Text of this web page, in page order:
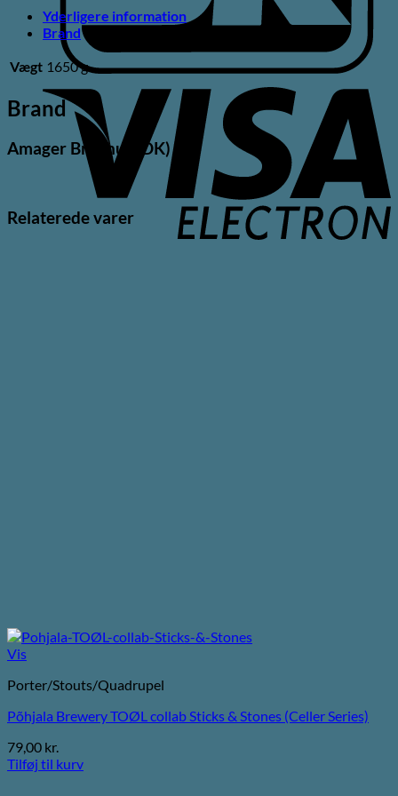
Yderligere information
Brand
Vægt 1650 g
Brand
Amager Bryghus (DK)
Relaterede varer
Vis
Porter/Stouts/Quadrupel
Põhjala Brewery TOØL collab Sticks & Stones (Celler Series)
79,00 kr.
Tilføj til kurv